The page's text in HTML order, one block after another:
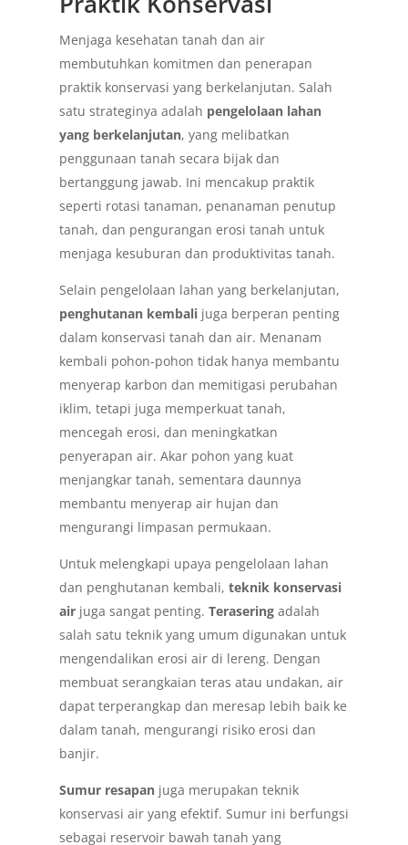
Menjaga kesehatan tanah dan air
membutuhkan komitmen dan penerapan
praktik konservasi yang berkelanjutan. Salah
satu strateginya adalah pengelolaan lahan
yang berkelanjutan, yang melibatkan
penggunaan tanah secara bijak dan
bertanggung jawab. Ini mencakup praktik
seperti rotasi tanaman, penanaman penutup
tanah, dan pengurangan erosi tanah untuk
menjaga kesuburan dan produktivitas tanah.
Selain pengelolaan lahan yang berkelanjutan,
penghutanan kembalijuga berperan penting
dalam konservasi tanah dan air. Menanam
kembali pohon-pohon tidak hanya membantu
menyerap karbon dan memitigasi perubahan
iklim, tetapi juga memperkuat tanah,
mencegah erosi, dan meningkatkan
penyerapan air. Akar pohon yang kuat
menjangkar tanah, sementara daunnya
membantu menyerap air hujan dan
mengurangi limpasan permukaan.
Untuk melengkapi upaya pengelolaan lahan
dan penghutanan kembali, teknik konservasi
airjuga sangat penting. Teraseringadalah
salah satu teknik yang umum digunakan untuk
mengendalikan erosi air di lereng. Dengan
membuat serangkaian teras atau undakan, air
dapat terperangkap dan meresap lebih baik ke
dalam tanah, mengurangi risiko erosi dan
banjir.
Sumur resapanjuga merupakan teknik
konservasi air yang efektif. Sumur ini berfungsi
sebagai reservoir bawah tanah yang